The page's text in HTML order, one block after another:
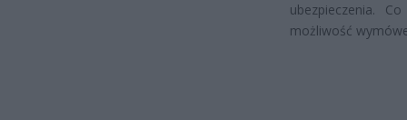
ubezpieczenia.
możliwość